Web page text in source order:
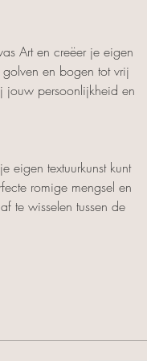
Art en creëer je eigen
en bogen tot vrij
jouw persoonlijkheid en
eigen textuurkunst kunt
romige mengsel en
te wisselen tussen de